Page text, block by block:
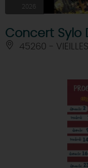
2026
Concert Sylo
45260 -